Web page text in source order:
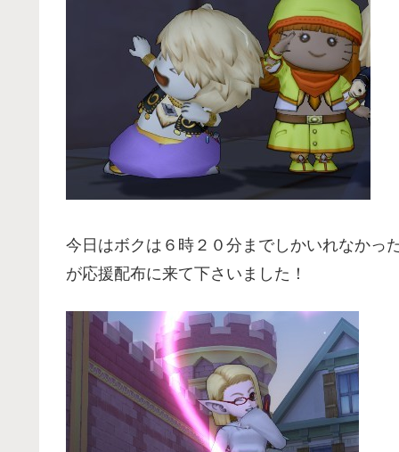
今日はボクは６時２０分までしかいれなかっ
が応援配布に来て下さいました！